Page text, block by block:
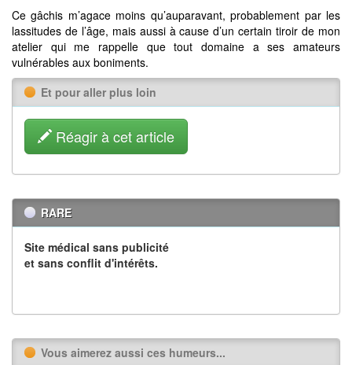
Ce gâchis m’agace moins qu’auparavant, probablement par les
lassitudes de l’âge, mais aussi à cause d’un certain tiroir de mon
atelier qui me rappelle que tout domaine a ses amateurs
vulnérables aux boniments.
Et pour aller plus loin
Réagir à cet article
RARE
Site médical sans publicité
et sans conflit d'intérêts.
Vous aimerez aussi ces humeurs...